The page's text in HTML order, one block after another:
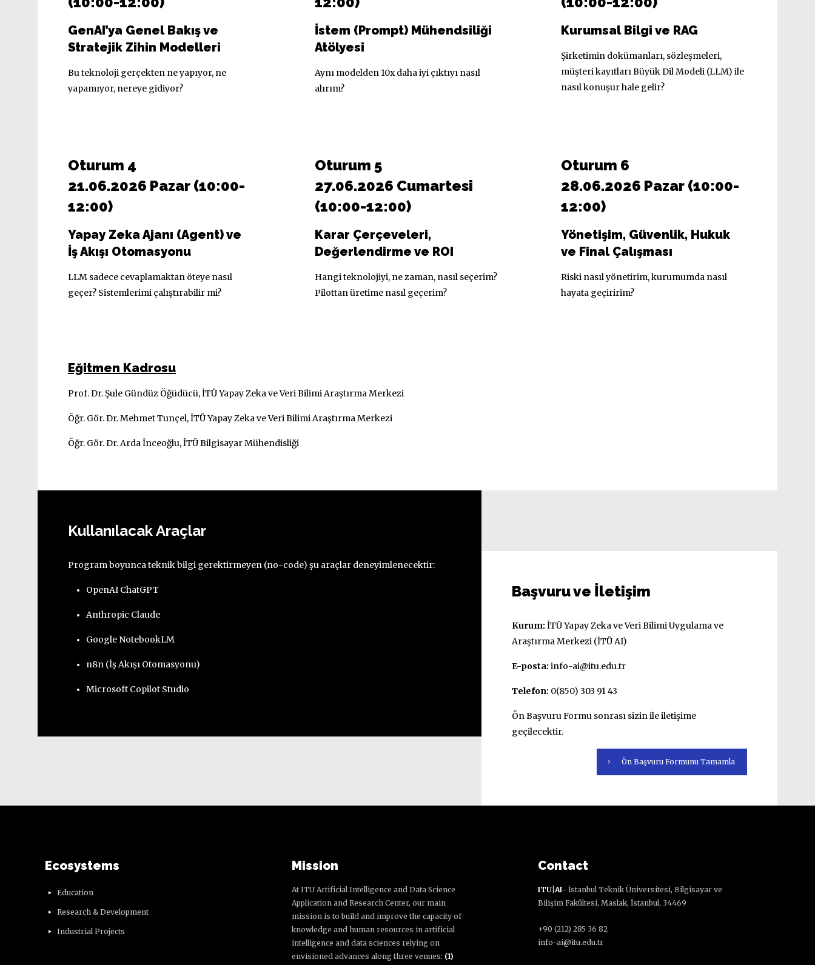
GenAI’ya Genel Bakış ve
Stratejik Zihin Modelleri
Bu teknoloji gerçekten ne yapıyor, ne
yapamıyor, nereye gidiyor?
İstem (Prompt) Mühendsiliği
Atölyesi
Aynı modelden 10x daha iyi çıktıyı nasıl
alırım?
Kurumsal Bilgi ve RAG
Şirketimin dokümanları, sözleşmeleri,
müşteri kayıtları Büyük Dil Modeli (LLM) ile
nasıl konuşur hale gelir?
Oturum 4
21.06.2026 Pazar (10:00-
12:00)
Yapay Zeka Ajanı (Agent) ve
İş Akışı Otomasyonu
LLM sadece cevaplamaktan öteye nasıl
geçer? Sistemlerimi çalıştırabilir mi?
Oturum 5
27.06.2026 Cumartesi
(10:00-12:00)
Karar Çerçeveleri,
Değerlendirme ve ROI
Hangi teknolojiyi, ne zaman, nasıl seçerim?
Pilottan üretime nasıl geçerim?
Oturum 6
28.06.2026 Pazar (10:00-
12:00)
Yönetişim, Güvenlik, Hukuk
ve Final Çalışması
Riski nasıl yönetirim, kurumumda nasıl
hayata geçiririm?
Eğitmen Kadrosu
Prof. Dr. Şule Gündüz Öğüdücü, İTÜ Yapay Zeka ve Veri Bilimi Araştırma Merkezi
Öğr. Gör. Dr. Mehmet Tunçel, İTÜ Yapay Zeka ve Veri Bilimi Araştırma Merkezi
Öğr. Gör. Dr. Arda İnceoğlu, İTÜ Bilgisayar Mühendisliği
Kullanılacak Araçlar
Program boyunca teknik bilgi gerektirmeyen (no-code) şu araçlar deneyimlenecektir:
OpenAI ChatGPT
Anthropic Claude
Google NotebookLM
n8n (İş Akışı Otomasyonu)
Microsoft Copilot Studio
Başvuru ve İletişim
Kurum: İTÜ Yapay Zeka ve Veri Bilimi Uygulama ve
Araştırma Merkezi (İTÜ AI)
E-posta: info-ai@itu.edu.tr
Telefon: 0(850) 303 91 43
Ön Başvuru Formu sonrası sizin ile iletişime
geçilecektir.
Ön Başvuru Formunu Tamamla
Ecosystems
Education
Research & Development
Industrial Projects
Mission
At ITU Artificial Intelligence and Data Science
Application and Research Center, our main
mission is to build and improve the capacity of
knowledge and human resources in artificial
intelligence and data sciences relying on
envisioned advances along three venues: (1)
Contact
ITU|AI- İstanbul Teknik Üniversitesi, Bilgisayar ve
Bilişim Fakültesi, Maslak, İstanbul, 34469
+90 (212) 285 36 82
info-ai@itu.edu.tr